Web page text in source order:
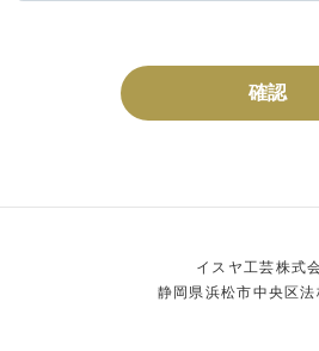
確認
イスヤ工芸株式
静岡県浜松市中央区